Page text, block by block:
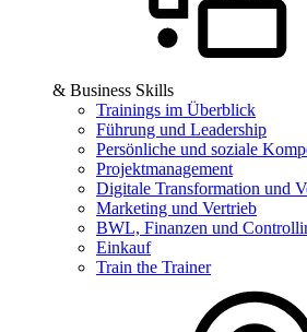
& Business Skills
Trainings im Überblick
Führung und Leadership
Persönliche und soziale
Projektmanagement
Digitale Transformation und
Marketing und Vertrieb
BWL, Finanzen und
Einkauf
Train the Trainer